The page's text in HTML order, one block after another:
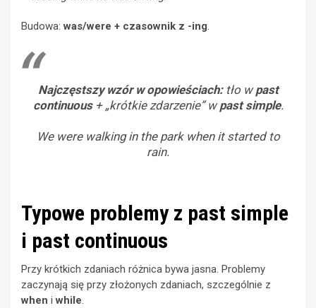
Budowa:was/were + czasownik z -ing.
Najczęstszy wzór w opowieściach:tło wpast
continuous+ „krótkie zdarzenie” wpast simple.
We were walking in the park when it started to
rain.
Typowe problemy z past simple
i past continuous
Przy krótkich zdaniach różnica bywa jasna. Problemy
zaczynają się przy złożonych zdaniach, szczególnie z
when iwhile.